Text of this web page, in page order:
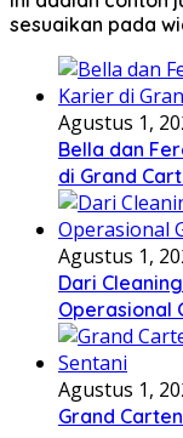
sesuaikan pada
Agustus 1,
Bella dan
di Grand
Agustus 1,
Dari
Operasional
Agustus 1,
Grand